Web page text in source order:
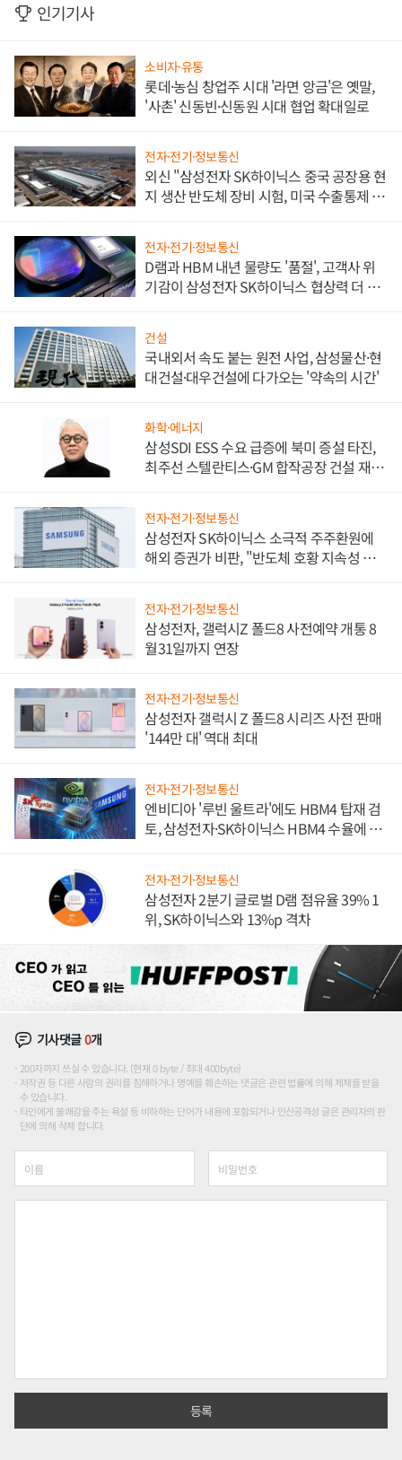
인기기사
소비자·유통
롯데·농심 창업주 시대 '라면 앙금'은 옛말,
'사촌' 신동빈·신동원 시대 협업 확대일로
전자·전기·정보통신
외신 "삼성전자 SK하이닉스 중국 공장용 현
지 생산 반도체 장비 시험, 미국 수출통제 대
전자·전기·정보통신
D램과 HBM 내년 물량도 '품절', 고객사 위
기감이 삼성전자 SK하이닉스 협상력 더 키
건설
국내외서 속도 붙는 원전 사업, 삼성물산·현
대건설·대우건설에 다가오는 '약속의 시간'
화학·에너지
삼성SDI ESS 수요 급증에 북미 증설 타진,
최주선 스텔란티스·GM 합작공장 건설 재추
전자·전기·정보통신
삼성전자 SK하이닉스 소극적 주주환원에
해외 증권가 비판, "반도체 호황 지속성 의
전자·전기·정보통신
삼성전자, 갤럭시Z 폴드8 사전예약 개통 8
월31일까지 연장
전자·전기·정보통신
삼성전자 갤럭시 Z 폴드8 시리즈 사전 판매
'144만 대' 역대 최대
전자·전기·정보통신
엔비디아 '루빈 울트라'에도 HBM4 탑재 검
토, 삼성전자·SK하이닉스 HBM4 수율에 주
전자·전기·정보통신
삼성전자 2분기 글로벌 D램 점유율 39% 1
위, SK하이닉스와 13%p 격차
기사댓글0개
200자까지 쓰실 수 있습니다. (현재 0 byte / 최대 400byte)
저작권 등 다른 사람의 권리를 침해하거나 명예를 훼손하는 댓글은 관련 법률에 의해 제재를 받을
수 있습니다.
타인에게 불쾌감을 주는 욕설 등 비하하는 단어가 내용에 포함되거나 인신공격성 글은 관리자의 판
단에 의해 삭제 합니다.